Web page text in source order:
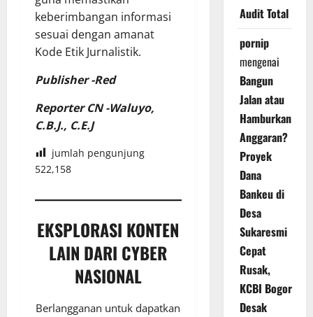
keberimbangan informasi
sesuai dengan amanat
Kode Etik Jurnalistik.
Publisher -Red
Reporter CN -Waluyo,
C.B.J., C.E.J
jumlah pengunjung
522,158
EKSPLORASI KONTEN
LAIN DARI CYBER
NASIONAL
Berlangganan untuk dapatkan
Audit Total
pornip
mengenai
Bangun
Jalan atau
Hamburkan
Anggaran?
Proyek
Dana
Bankeu di
Desa
Sukaresmi
Cepat
Rusak,
KCBI Bogor
Desak